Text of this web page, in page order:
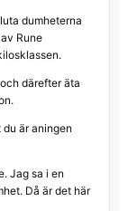
dumheterna
Rune
därefter äta
är aningen
Jag sa i en
Då är det här